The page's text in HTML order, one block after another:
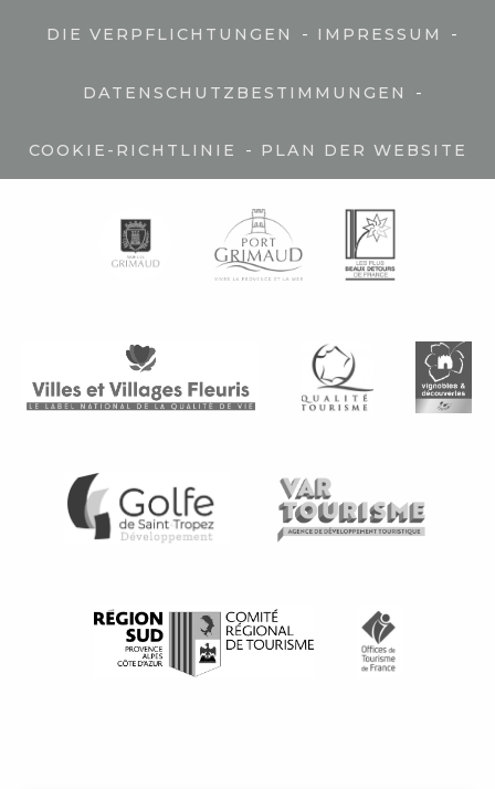
DIE VERPFLICHTUNGEN - IMPRESSUM -
DATENSCHUTZBESTIMMUNGEN -
COOKIE-RICHTLINIE - PLAN DER WEBSITE